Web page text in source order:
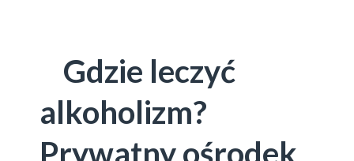
Gdzie leczyć
alkoholizm?
Prywatny ośrodek